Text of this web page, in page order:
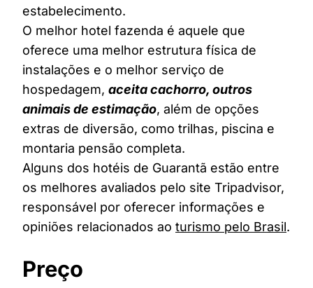
estabelecimento.
O melhor hotel fazenda é aquele que
oferece uma melhor estrutura física de
instalações e o melhor serviço de
hospedagem, aceita cachorro, outros
animais de estimação, além de opções
extras de diversão, como trilhas, piscina e
montaria pensão completa.
Alguns dos hotéis de Guarantã estão entre
os melhores avaliados pelo site Tripadvisor,
responsável por oferecer informações e
opiniões relacionados ao turismo pelo Brasil.
Preço